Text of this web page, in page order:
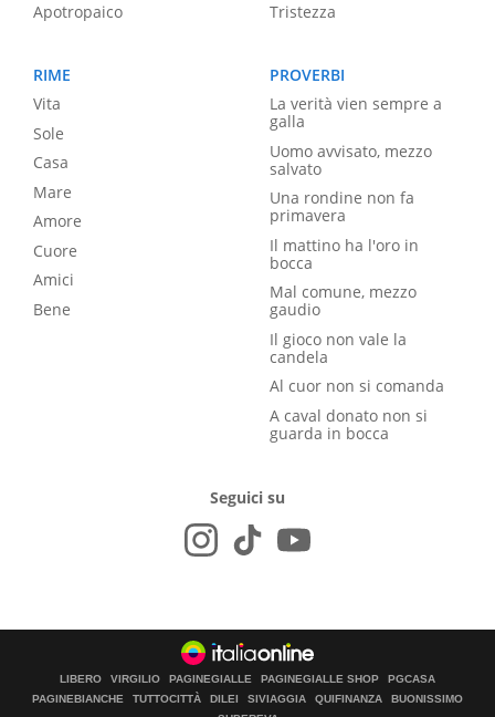
Apotropaico
Tristezza
RIME
Vita
Sole
Casa
Mare
Amore
Cuore
Amici
Bene
PROVERBI
La verità vien sempre a
galla
Uomo avvisato, mezzo
salvato
Una rondine non fa
primavera
Il mattino ha l'oro in
bocca
Mal comune, mezzo
gaudio
Il gioco non vale la
candela
Al cuor non si comanda
A caval donato non si
guarda in bocca
Seguici su
LIBERO VIRGILIO PAGINEGIALLE PAGINEGIALLE SHOP
PGCASA
PAGINEBIANCHE
TUTTOCITTÀ DILEI SIVIAGGIA QUIFINANZA
BUONISSIMO